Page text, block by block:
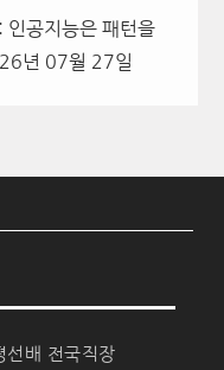
인공지능은 패턴을
년 07월 27일
배 전국직장